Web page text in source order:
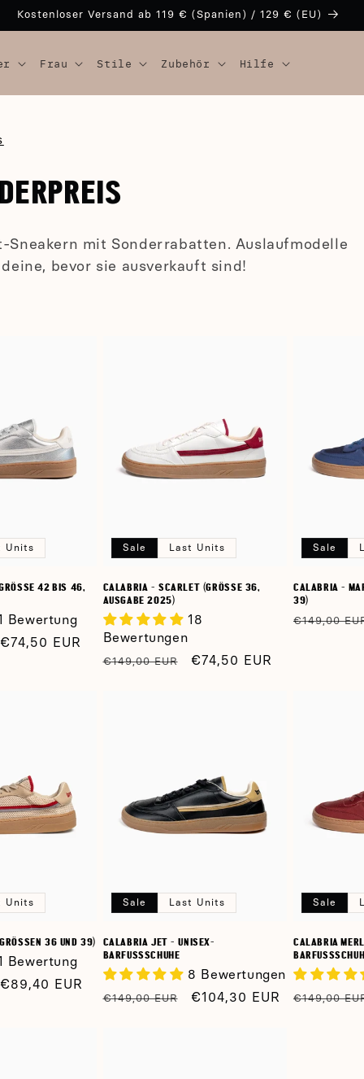
Kostenloser Versand ab 119 € (Spanien) / 129 € (EU)
Frau Stile Zubehör Hilfe
mit Sonderrabatten. Auslaufmodelle
bevor sie ausverkauft sind!
Units
42 BIS 46, A
Bewertung
Verkaufspreis
€74,50 EUR
Sale Last Units
CALABRIA - SCARLET (GRÖSSE 36, A
USGABE 2025)
18
Bewertungen
Normaler
€149,00 EUR Verkaufspreis
€74,50 EUR
Sale
CALABRIA -
9)
Normaler
€149,00
Units
36 UND 39)
Bewertung
Verkaufspreis
€89,40 EUR
Sale Last Units
CALABRIA JET - UNISEX-
BARFUSSSCHUHE
8 Bewertungen
Normaler
€149,00 EUR Verkaufspreis
€104,30 EUR
Sale
CALABRIA
Normaler
€149,00